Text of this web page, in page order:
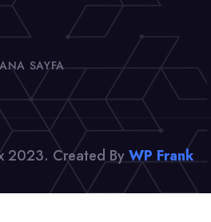
SAYFA
2023. Created ByWP Frank